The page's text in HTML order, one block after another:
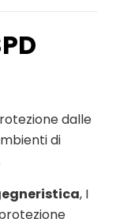
dalle
di
, I